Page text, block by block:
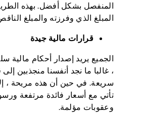
المنفصل بشكل أفضل. بهذه
المبلغ الذي وفرزته والمبلغ
قرارات مالية جيدة
الجميع يريد إصدار أحكام مالية
، غالبا ما نجد أنفسنا منجذبين
سريعة. في حين أن هذه مريحة ، إلا
تأتي مع أسعار فائدة مرتفعة
وعقوبات مؤلمة.